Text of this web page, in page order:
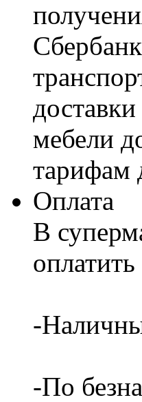
мебели
тарифам
Оплата
В
-
-По